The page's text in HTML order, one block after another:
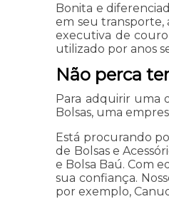
Bonita e
em seu transporte,
executiva de
utilizado por anos
Não perca
Para adquirir uma
Bolsas, uma
Está procurando
de Bolsas e
e Bolsa Baú. Com
sua confiança.
por exemplo,